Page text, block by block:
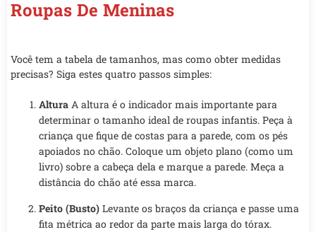
Roupas De Meninas
Você tem a tabela de tamanhos, mas como obter medidas
precisas? Siga estes quatro passos simples:
Altura A altura é o indicador mais importante para
determinar o tamanho ideal de roupas infantis. Peça à
criança que fique de costas para a parede, com os pés
apoiados no chão. Coloque um objeto plano (como um
livro) sobre a cabeça dela e marque a parede. Meça a
distância do chão até essa marca.
Peito (Busto) Levante os braços da criança e passe uma
fita métrica ao redor da parte mais larga do tórax.